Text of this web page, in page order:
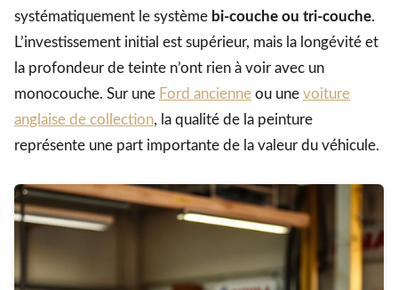
systématiquement le système bi-couche ou tri-couche.
L’investissement initial est supérieur, mais la longévité et
la profondeur de teinte n’ont rien à voir avec un
monocouche. Sur une Ford ancienne ou une voiture
anglaise de collection, la qualité de la peinture
représente une part importante de la valeur du véhicule.